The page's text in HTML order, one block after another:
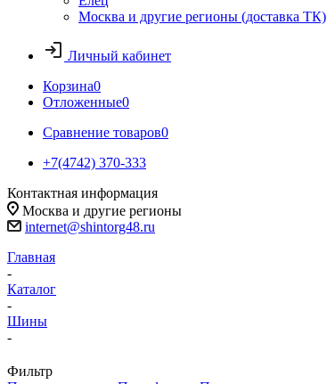
Москва и другие регионы (доставка ТК)
Личный кабинет
Корзина0
Отложенные0
Сравнение товаров0
+7(4742) 370-333
Контактная информация
Москва и другие регионы
internet@shintorg48.ru
Главная
-
Каталог
-
Шины
-
Фильтр